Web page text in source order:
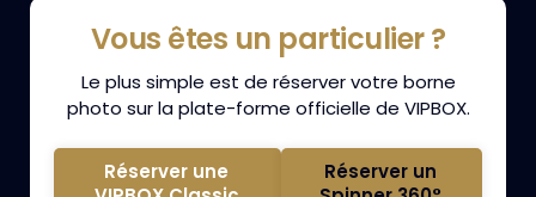
Vous êtes un particulier ?
Le plus simple est de réserver votre borne
photo sur la plate-forme officielle de VIPBOX.
Réserver une
Réserver un